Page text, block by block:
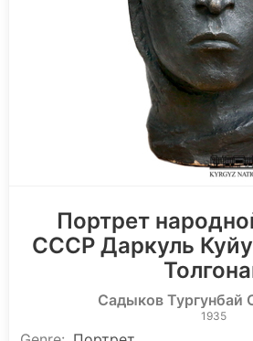
Портрет
СССР Даркуль
Садыков Тургунбай
1935